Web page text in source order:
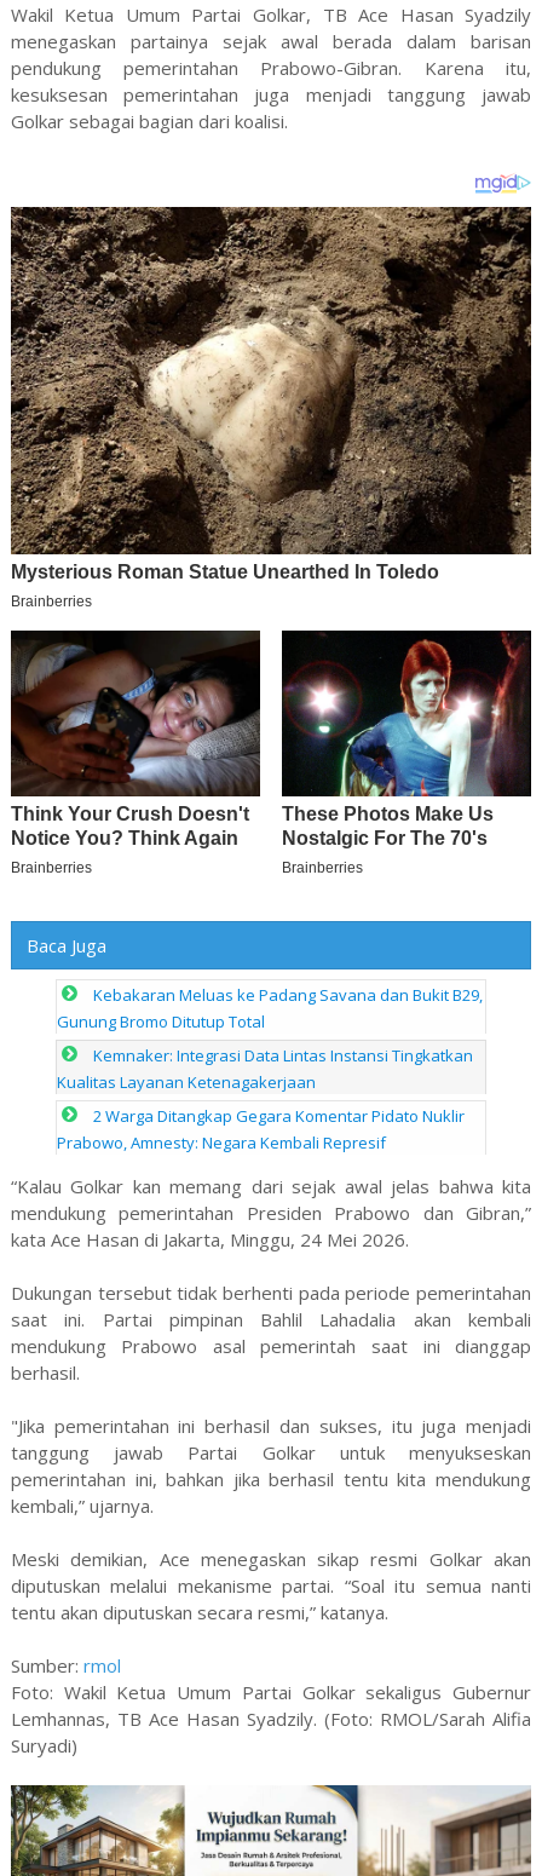
Wakil Ketua Umum Partai Golkar, TB Ace Hasan Syadzily
menegaskan partainya sejak awal berada dalam barisan
pendukung pemerintahan Prabowo-Gibran. Karena itu,
kesuksesan pemerintahan juga menjadi tanggung jawab
Golkar sebagai bagian dari koalisi.
Baca Juga
Kebakaran Meluas ke Padang Savana dan Bukit B29,
Gunung Bromo Ditutup Total
Kemnaker: Integrasi Data Lintas Instansi Tingkatkan
Kualitas Layanan Ketenagakerjaan
2 Warga Ditangkap Gegara Komentar Pidato Nuklir
Prabowo, Amnesty: Negara Kembali Represif
“Kalau Golkar kan memang dari sejak awal jelas bahwa kita
mendukung pemerintahan Presiden Prabowo dan Gibran,”
kata Ace Hasan di Jakarta, Minggu, 24 Mei 2026.
Dukungan tersebut tidak berhenti pada periode pemerintahan
saat ini. Partai pimpinan Bahlil Lahadalia akan kembali
mendukung Prabowo asal pemerintah saat ini dianggap
berhasil.
"Jika pemerintahan ini berhasil dan sukses, itu juga menjadi
tanggung jawab Partai Golkar untuk menyukseskan
pemerintahan ini, bahkan jika berhasil tentu kita mendukung
kembali,” ujarnya.
Meski demikian, Ace menegaskan sikap resmi Golkar akan
diputuskan melalui mekanisme partai. “Soal itu semua nanti
tentu akan diputuskan secara resmi,” katanya.
Sumber: rmol
Foto: Wakil Ketua Umum Partai Golkar sekaligus Gubernur
Lemhannas, TB Ace Hasan Syadzily. (Foto: RMOL/Sarah Alifia
Suryadi)